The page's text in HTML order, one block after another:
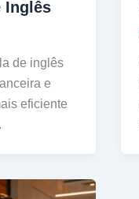
Inglês
de inglês
e
eficiente